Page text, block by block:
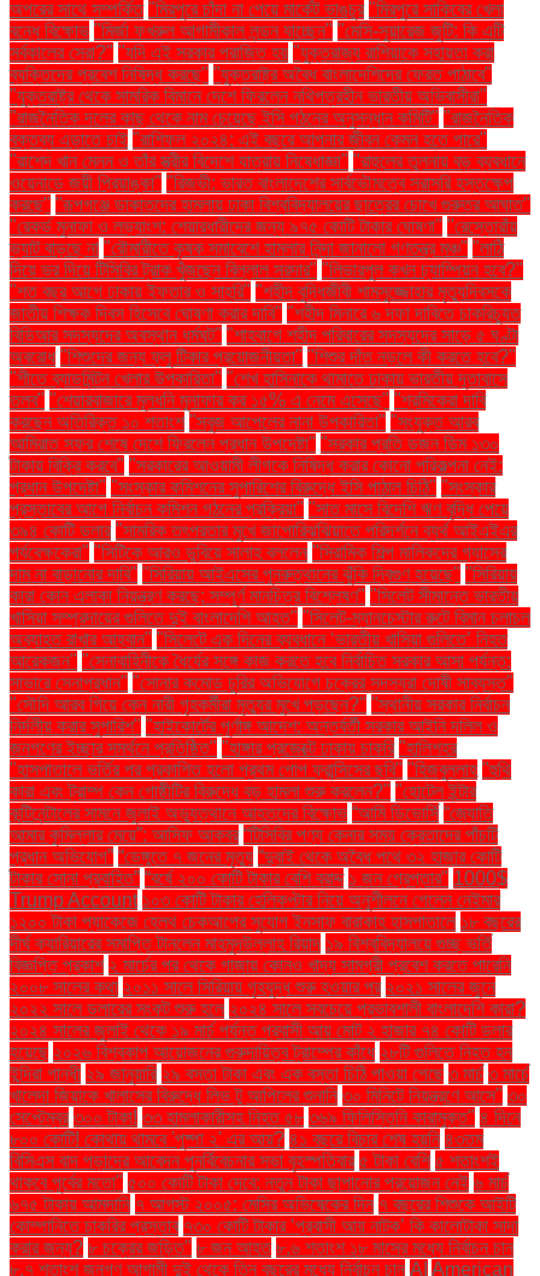
অপরের সাথে সম্পর্কিত "মিরপুরে চাঁদা না পেয়ে মার্কেট ভাঙচুর "মিরপুরে সাকিবের খেলা
বন্ধে বিক্ষোভ "মির্জা ফখরুল আগামীকাল লন্ডন যাচ্ছেন" "মেসি-সুয়ারেজ জুটি: কি এটি
সর্বকালের সেরা?" "যদি এই সরকার পরাজিত হয় "যুক্তরাজ্য রাশিয়াকে সহায়তা করা
ব্যক্তিদের প্রবেশ নিষিদ্ধ করছে" "যুক্তরাষ্ট্র অবৈধ বাংলাদেশিদের ফেরত পাঠাবে"
"যুক্তরাষ্ট্র থেকে সামরিক বিমানে দেশে ফিরলেন নথিপত্রহীন ভারতীয় অভিবাসীরা"
"রাজনৈতিক দলের কাছ থেকে নাম চেয়েছে ইসি গঠনের অনুসন্ধান কমিটি" "রাজনৈতিক
বক্তব্য এড়াতে চাই "রাশিফল ২০২৪: এই বছরে আপনার জীবন কেমন হতে পারে"
"রাশেদ খান মেনন ও তাঁর স্ত্রীর বিদেশে যাত্রায় নিষেধাজ্ঞা" "রাহুলের তুলনায় বড় ব্যবধানে
ওয়েনাডে জয়ী প্রিয়াঙ্কা" "রিজভী: ভারত বাংলাদেশের সার্বভৌমত্বে সরাসরি হস্তক্ষেপ
করছে" "রূপগঞ্জে ডাকাতদের হামলায় ঢাকা বিশ্ববিদ্যালয়ের ছাত্রের চোখে গুরুতর আঘাত"
"রেকর্ড মুনাফা ও লভ্যাংশ: শেয়ারধারীদের জন্য ৯৭৫ কোটি টাকার ঘোষণা" "রেস্তোরাঁয়
ভ্যাট বাড়ছে না "রৌমারীতে কৃষক সমাবেশে হামলার নিন্দা জানালো গণতন্ত্র মঞ্চ" "লাঠি
দিয়ে ভর দিয়ে টিসিবির ট্রাক খুঁজছেন বিল্লাল সরদার" "লিভারপুল কখন চ্যাম্পিয়ন হবে?"
"শত বছর আগে ঢাকায় ইফতার ও সাহ্‌রি" "শহীদ বুদ্ধিজীবী শামসুজ্জোহার মৃত্যুদিবসকে
জাতীয় শিক্ষক দিবস হিসেবে ঘোষণা করার দাবি" "শহীদ মিনারে ৬ দফা দাবিতে চাকরিচ্যুত
বিডিআর সদস্যদের অবস্থান ধর্মঘট" "শাহবাগে শহীদ পরিবারের সদস্যদের সাড়ে ৫ ঘণ্টা
অবরোধ "শিশুদের জন্য ফ্লু টিকার প্রয়োজনীয়তা" "শিশুর দাঁত নড়লে কী করতে হবে?"
"শীতে ব্যাডমিন্টন খেলার উপকারিতা" "শেখ হাসিনাকে থামাতে ঢাকায় ভারতীয় দূতাবাসে
তলব" "শেয়ারবাজারে মূলধনি মুনাফার কর ১৫% এ নেমে এসেছে" "শ্রমিকেরা দাবি
করছেন অতিরিক্ত ১০ শতাংশ "সবুজ আপেলের নানা উপকারিতা" "সংযুক্ত আরব
আমিরাত সফর শেষে দেশে ফিরলেন প্রধান উপদেষ্টা" "সরকার প্রতি ডজন ডিম ১৩০
টাকায় বিক্রি করবে" "সরকারের আওয়ামী লীগকে নিষিদ্ধ করার কোনো পরিকল্পনা নেই:
প্রধান উপদেষ্টা" "সংস্কার কমিশনের সুপারিশের বিরুদ্ধে ইসি পাঠাল চিঠি" "সংস্কার
প্রস্তাবের আগে নির্বাচন কমিশন গঠনের প্রক্রিয়া" "সাত মাসে বিদেশি ঋণ বৃদ্ধি পেয়ে
৩৯৪ কোটি ডলার "সামরিক তৎপরতার মুখে জাপোরিঝঝিয়াতে পরিদর্শনে ব্যর্থ আইএইএর
পর্যবেক্ষকেরা" "সিটিকে আরও ডুবিয়ে সালাহ বললেন "সিরামিক শিল্প মালিকদের গ্যাসের
দাম না বাড়ানোর দাবি" "সিরিয়ায় আইএসের পুনরুত্থানের ঝুঁকি দ্বিগুণ হয়েছে" "সিরিয়ায়
কারা কোন এলাকা নিয়ন্ত্রণ করছে: সম্পূর্ণ মানচিত্র বিশ্লেষণ" "সিলেট সীমান্তে ভারতীয়
খাসিয়া সম্প্রদায়ের গুলিতে দুই বাংলাদেশি আহত" "সিলেট-ম্যানচেস্টার রুটে বিমান চলাচল
অব্যাহত রাখার আহ্বান" "সিলেটে এক দিনের ব্যবধানে ‘ভারতীয় খাসিয়া গু‌লিতে’ নিহত
আরেকজন" "সেনাবাহিনীকে ধৈর্যের সঙ্গে কাজ করতে হবে নির্বাচিত সরকার আসা পর্যন্ত:
সাভারে সেনাপ্রধান" "সোনার কমোড চুরির অভিযোগে চক্রের সদস্যরা দোষী সাব্যস্ত"
"সৌদি আরব গিয়ে কেন নারী গৃহকর্মীরা মৃত্যুর মুখে পড়ছেন?" "স্থানীয় সরকার নির্বাচন
নির্দলীয় করার সুপারিশ" "হাইকোর্টের পূর্ণাঙ্গ আদেশ: অন্তর্বর্তী সরকার আইনি দলিল ও
জনগণের ইচ্ছার সমর্থনে প্রতিষ্ঠিত" "হাঙ্গার প্রজেক্টে ঢাকায় চাকরি "হালিশহর
"হাসপাতালে ভর্তির পর প্রকাশিত হলো প্রথম পোপ ফ্রান্সিসের ছবি" "হিজবুল্লাহ "হুথি
কারা এবং ট্রাম্প কেন গোষ্ঠীটির বিরুদ্ধে বড় হামলা শুরু করলেন?" "হোটেল ইন্টার
কন্টিনেন্টালের সামনে জুলাই অভ্যুত্থানে আহতদের বিক্ষোভ “আমি ডিভোর্সি “জ্যোতি
আমার কুমিল্লার মেয়ে”: আসিফ আকবর “টিসিবির পণ্য কেনার সময় ক্রেতাদের পাঁচটি
প্রধান অভিযোগ” “ডেঙ্গুতে ৭ জনের মৃত্যু “দুবাই থেকে অবৈধ পথে ৩২ হাজার কোটি
টাকার সোনা প্রবাহিত” “বর্ষে ২০০ কোটি টাকার বেশি বরাদ্দ ১ জন গ্রেপ্তার" 1000$
Trump Account ১০৩ কোটি টাকার হেলিকপ্টার নিয়ে অনুশীলনে গেলেন নেইমার
১২০০ টাকা প্যাকেজে হেলথ চেকআপের সুযোগ ইনসাফ বারাকাহ হাসপাতালে ১৮ বছরের
দীর্ঘ ক্যারিয়ারের সমাপ্তি টানলেন মাহমুদউল্লাহ রিয়াদ ১৯ বিশ্ববিদ্যালয়ে গুচ্ছ ভর্তি
বিজ্ঞপ্তি প্রকাশ ২ মার্চের পর থেকে গাজায় কোনও খাদ্য সামগ্রী প্রবেশ করতে পারেনি
২০০৮ সালের কথা ২০১১ সালে সিরিয়ায় গৃহযুদ্ধ শুরু হওয়ার পর ২০২১ সালের জুনে
২০২২ সালে ডলারের সংকট শুরু হলে ২০২৪ সালে সবচেয়ে প্রভাবশালী বাংলাদেশি কারা?
২০২৪ সালের জুলাই থেকে ১৯ মার্চ পর্যন্ত প্রবাসী আয় মোট ২ হাজার ৭৪ কোটি ডলার
হয়েছে ২০২৬ বিশ্বকাপ আয়োজনের গুরুদায়িত্ব ট্রাম্পের কাঁধে ২৮টি গুলিতে নিহত হন
ইন্দিরা গান্ধী ২৯ জানুয়ারি ২৯ বস্তা টাকা এবং এক বস্তা চিঠি পাওয়া গেছে ৩ মার্চ ৩ মার্চে
খালেদা জিয়াকে খালাসের বিরুদ্ধে লিভ টু আপিলের শুনানি ৩০ মিনিটে নিয়ন্ত্রণে আসে" ৩০
সেপ্টেম্বর ৩০০ টাকা! ৩৩ হামলাকারীসহ নিহত ৫৮ ৩৬৯ ফিলিস্তিনি কারামুক্ত" ৪ দিনে
৮০০ কোটি! কোথায় থামবে 'পুষ্পা ২' এর আয়? ৪১ বছরে বিচার শেষ হয়নি ৪৩তম
বিসিএস বাদ পড়াদের আবেদন পুনর্বিবেচনার সভা বৃহস্পতিবার ৫ টাকা বেশি ৫ শতাংশই
থাকবে পূর্বের মতো" ৫০০ কোটি টাকা দেবে: নতুন টাকা ছাপানোর প্রয়োজন নেই ৬ মার্চ
৬৭৫ টাকায় আমদানি ৭ আগস্ট ২০০৫: মেসির অভিষেকের দিন ৭ বছরের শিশুকে আইটি
কোম্পানিতে চাকরির প্রস্তাব ৭৩০ কোটি টাকার ‘প্রবাসী আয় নাটক’ কি কালোটাকা সাদা
করার জন্য? ৮ চক্রের জড়িত" ৮ জন আহত ৮.৬ শতাংশ ১৮ মাসের মধ্যে নির্বাচন চান
৮.৭ শতাংশ জনগণ আগামী দুই থেকে তিন বছরের মধ্যে নির্বাচন চান AI American